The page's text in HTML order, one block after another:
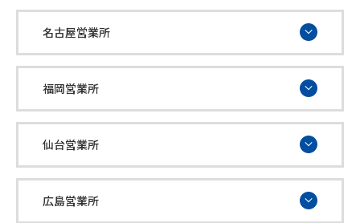
名古屋営業所
福岡営業所
仙台営業所
広島営業所